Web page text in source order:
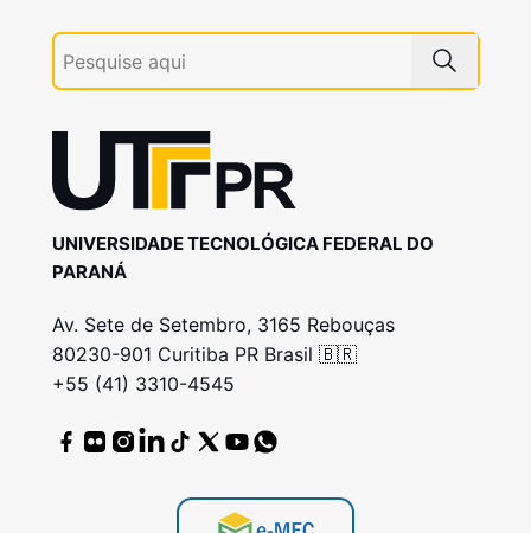
UNIVERSIDADE TECNOLÓGICA FEDERAL DO
PARANÁ
Av. Sete de Setembro, 3165 Rebouças
80230-901 Curitiba PR Brasil 🇧🇷
+55 (41) 3310-4545